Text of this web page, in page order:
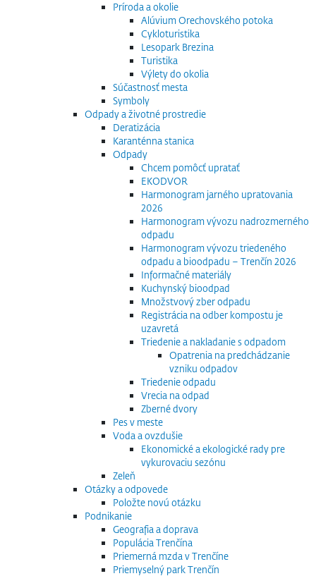
Príroda a okolie
Alúvium Orechovského potoka
Cykloturistika
Lesopark Brezina
Turistika
Výlety do okolia
Súčastnosť mesta
Symboly
Odpady a životné prostredie
Deratizácia
Karanténna stanica
Odpady
Chcem pomôcť upratať
EKODVOR
Harmonogram jarného upratovania
2026
Harmonogram vývozu nadrozmerného
odpadu
Harmonogram vývozu triedeného
odpadu a bioodpadu – Trenčín 2026
Informačné materiály
Kuchynský bioodpad
Množstvový zber odpadu
Registrácia na odber kompostu je
uzavretá
Triedenie a nakladanie s odpadom
Opatrenia na predchádzanie
vzniku odpadov
Triedenie odpadu
Vrecia na odpad
Zberné dvory
Pes v meste
Voda a ovzdušie
Ekonomické a ekologické rady pre
vykurovaciu sezónu
Zeleň
Otázky a odpovede
Položte novú otázku
Podnikanie
Geografia a doprava
Populácia Trenčína
Priemerná mzda v Trenčíne
Priemyselný park Trenčín